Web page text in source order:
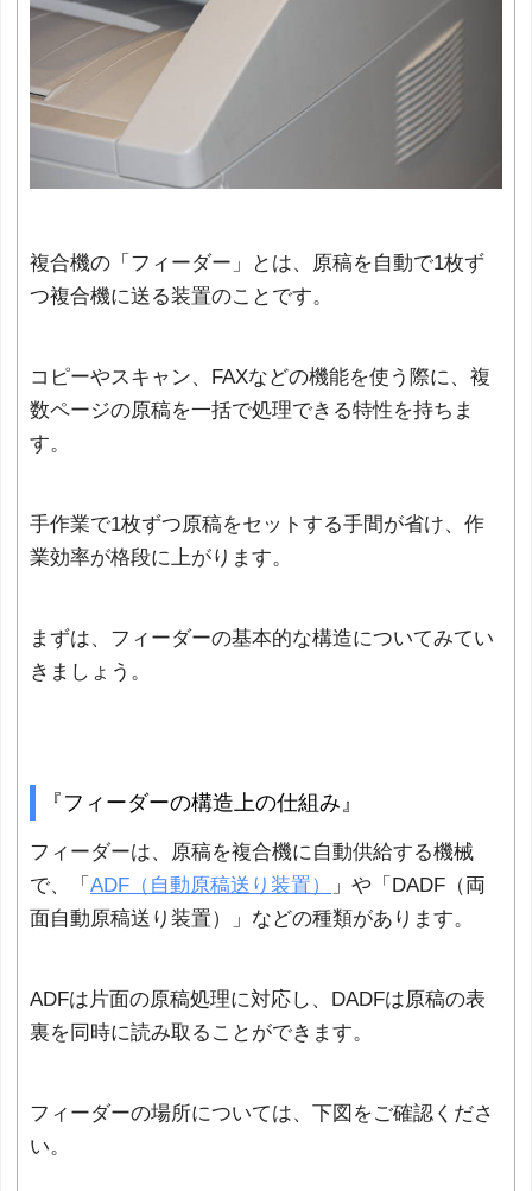
複合機の「フィーダー」とは、原稿を自動で1枚ず
つ複合機に送る装置のことです。
コピーやスキャン、FAXなどの機能を使う際に、複
数ページの原稿を一括で処理できる特性を持ちま
す。
手作業で1枚ずつ原稿をセットする手間が省け、作
業効率が格段に上がります。
まずは、フィーダーの基本的な構造についてみてい
きましょう。
『フィーダーの構造上の仕組み』
フィーダーは、原稿を複合機に自動供給する機械
で、「 ADF（自動原稿送り装置）
」や「DADF（両
面自動原稿送り装置）」などの種類があります。
ADFは片面の原稿処理に対応し、DADFは原稿の表
裏を同時に読み取ることができます。
フィーダーの場所については、下図をご確認くださ
い。